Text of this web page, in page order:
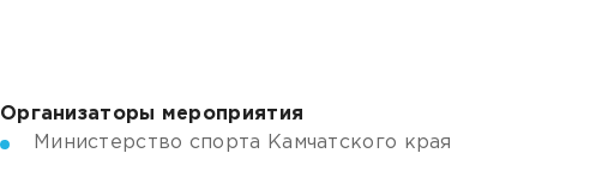
Организаторы мероприятия
Министерство спорта Камчатского края